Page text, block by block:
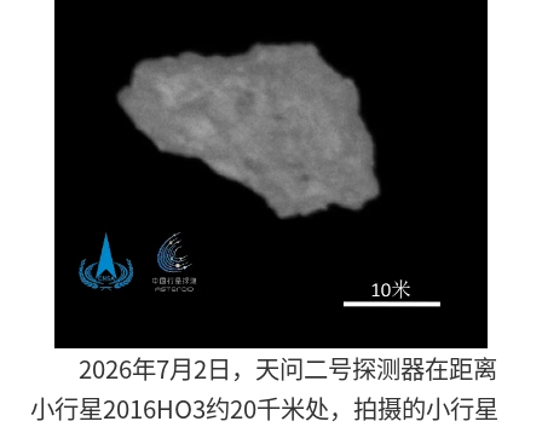
2026年7月2日，天问二号探测器在距离
小行星2016HO3约20千米处，拍摄的小行星